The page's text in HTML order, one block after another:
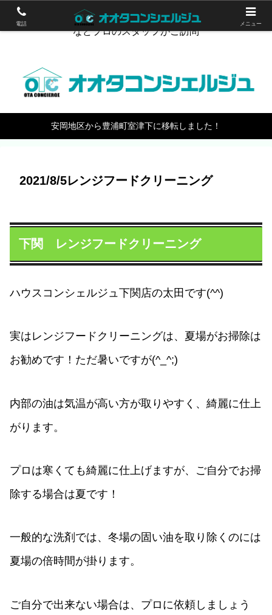
下関のハウスクリーニング。エアコン掃除やワックスがけ
などプロのスタッフがご訪問
安岡地区から豊浦町室津下に移転しました！
2021/8/5レンジフードクリーニング
下関 レンジフードクリーニング
ハウスコンシェルジュ下関店の太田です(^^)
実はレンジフードクリーニングは、夏場がお掃除は
お勧めです！ただ暑いですが(^_^;)
内部の油は気温が高い方が取りやすく、綺麗に仕上
がります。
プロは寒くても綺麗に仕上げますが、ご自分でお掃
除する場合は夏です！
一般的な洗剤では、冬場の固い油を取り除くのには
夏場の倍時間が掛ります。
ご自分で出来ない場合は、プロに依頼しましょう
電話 メニュー